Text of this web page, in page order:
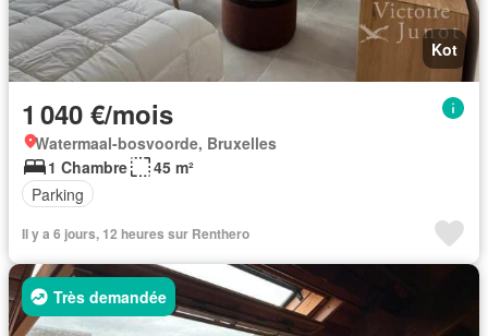
Kot
1 040 €/mois
Watermaal-bosvoorde, Bruxelles
1 Chambre
45 m²
Parking
Il y a 6 jours, 12 heures sur Renthero
Très demandée